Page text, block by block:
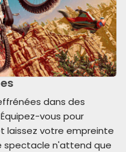
dans des
vous pour
laissez votre empreinte
spectacle n'attend que